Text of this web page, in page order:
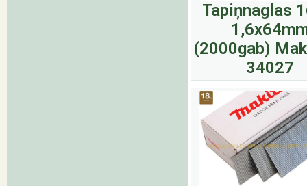
Tapiņnaglas
(2000gab)
34027